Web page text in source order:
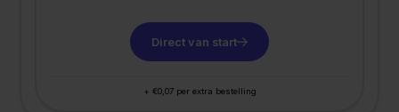
Direct van start
+ €0,07 per extra bestelling